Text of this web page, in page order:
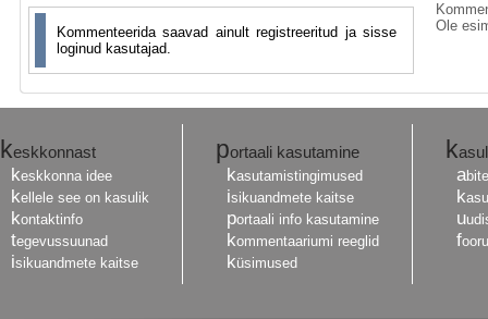
Kommenteerida saavad ainult registreeritud ja sisse
loginud kasutajad.
Ole
keskkonnast
keskkonna idee
kellele see on kasulik
kontaktinfo
tegevussuunad
isikuandmete kaitse
portaali kasutamine
kasutamistingimused
isikuandmete kaitse
portaali info kasutamine
kommentaariumi reeglid
küsimused
k
a
k
u
f